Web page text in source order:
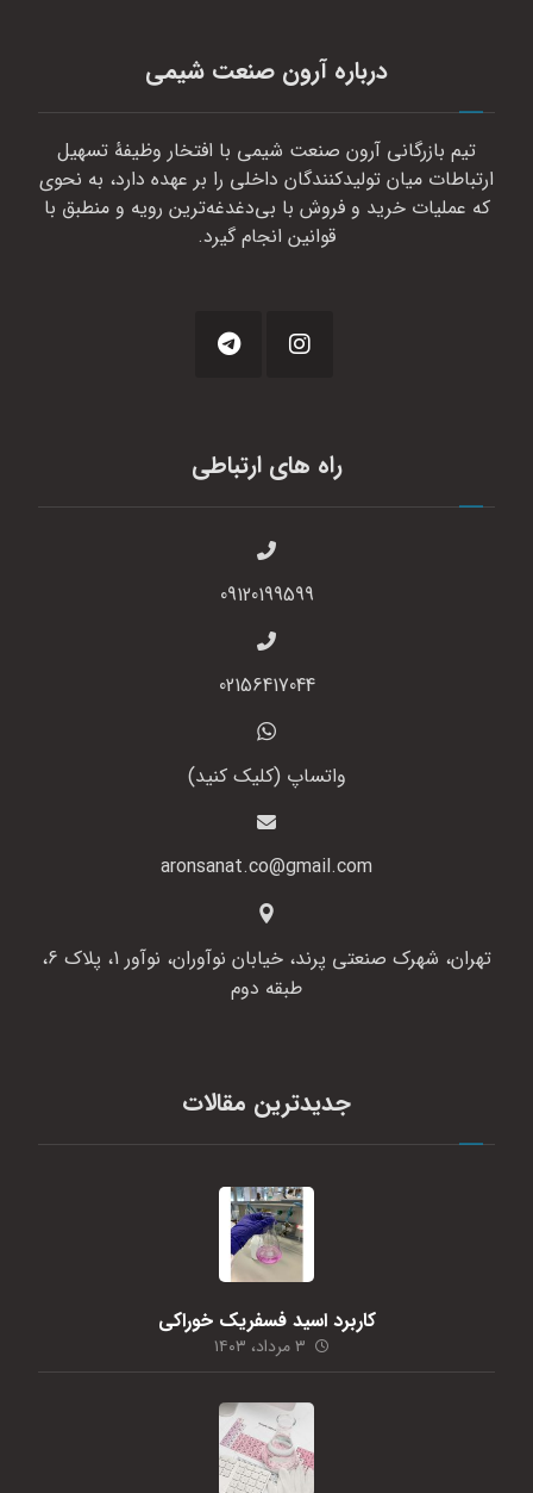
درباره آرون صنعت شیمی
تیم بازرگانی آرون صنعت شیمی با افتخار وظیفهٔ تسهیل
ارتباطات میان تولیدکنندگان داخلی را بر عهده دارد، به نحوی
که عملیات خرید و فروش با بی‌دغدغه‌ترین رویه و منطبق با
قوانین انجام گیرد.
راه های ارتباطی
09120199599
02156417044
واتساپ (کلیک کنید)
aronsanat.co@gmail.com
تهران، شهرک صنعتی پرند، خیابان نوآوران، نوآور 1، پلاک 6،
طبقه دوم
جدیدترین مقالات
کاربرد اسید فسفریک خوراکی
۳ مرداد، ۱۴۰۳